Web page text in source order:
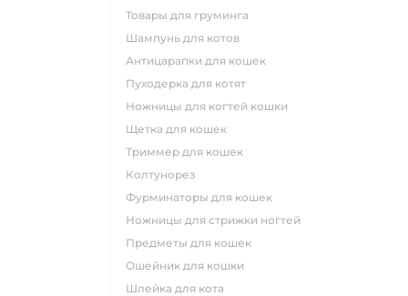
товары для груминга
шампунь для котов
антицарапки для кошек
пуходерка для котят
ножницы для когтей кошки
щетка для кошек
триммер для кошек
колтунорез
фурминаторы для кошек
ножницы для стрижки ногтей
предметы для кошек
ошейник для кошки
шлейка для кота